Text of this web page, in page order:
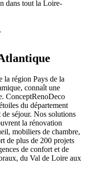
dans tout la Loire-
la région Pays de la
connaît une
ConceptRenoDeco
du département
de séjour. Nos solutions
la rénovation
mobiliers de chambre,
de plus de 200 projets
de confort et de
du Val de Loire aux